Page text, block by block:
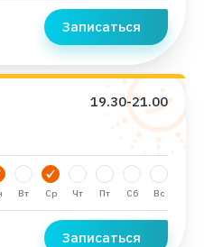
Записаться
19.30-21.00
Вт Ср Чт Пт Сб Вс
Записаться